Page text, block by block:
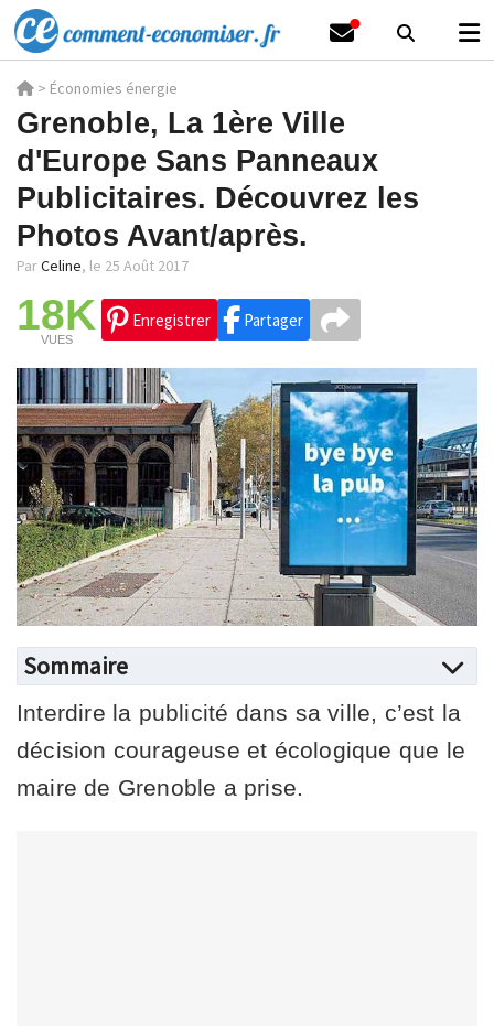
> Économies énergie
Grenoble, La 1ère Ville
d'Europe Sans Panneaux
Publicitaires. Découvrez les
Photos Avant/après.
ParCeline, le 25 Août 2017
18K
VUES
Enregistrer Partager
Sommaire
Interdire la publicité dans sa ville, c’est la
décision courageuse et écologique que le
maire de Grenoble a prise.